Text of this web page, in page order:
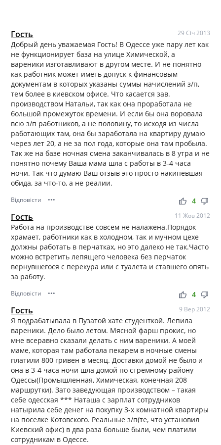
Гость 29 Січ 2013
Добрый день уважаемая Гость! В Одессе уже пару лет как
не функционирует база на улице Химической, а
вареники изготавливают в другом месте. И не понятно
как работник может иметь допуск к финансовым
документам в которых указаны суммы начислений з/п,
тем более в киевском офисе. Что касается зав.
производством Натальи, так как она проработала не
большой промежуток времени. И если бы она воровала
всю з/п работников, а не половину, то исходя из числа
работающих там, она бы заработала на квартиру думаю
через лет 20, а не за пол года, которые она там пробыла.
Так же на базе ночная смена заканчивалась в 8 утра и не
понятно почему Ваша мама шла с работы в 3-4 часа
ночи. Так что думаю Ваш отзыв это просто накипевшая
обида, за что-то, а не реалии.
Відповісти ••• thumb_up thumb_down
4
Гость 11 Жов 2012
Работа на производстве совсем не налажена.Порядок
храмает, работники как в холодном, так и мучном цехе
должны работать в перчатках, но это далеко не так.Часто
можно встретить лепящего человека без перчаток
вернувшегося с перекура или с туалета и ставшего опять
за работу.
Відповісти ••• thumb_up thumb_down
4
Гость 9 Вер 2012
Я подрабатывала в Пузатой хате студенткой. Лепила
вареники. Дело было летом. Мясной фарш прокис, но
мне всеравно сказали делать с ним вареники. А моей
маме, которая там работала пекарем в ночные смены
платили 800 гривен в месяц. Доставки домой не было и
она в 3-4 часа ночи шла домой по стремному району
Одессы(Промышленная, Химическая, конечная 208
маршрутки). Зато заведующая производством – такая
себе одесская *** Наташа с зарплат сотрудников
натырила себе денег на покупку 3-х комнатной квартиры
на поселке Котовского. Реальные з/п(те, что установил
Киевский офис) в два раза больше были, чем платили
сотрудникам в Одессе.